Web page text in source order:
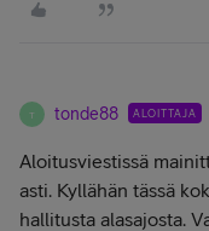
T tonde88 ALOITTAJA
Aloitusviestissä
asti. Kyllähän tässä
hallitusta alasajosta.